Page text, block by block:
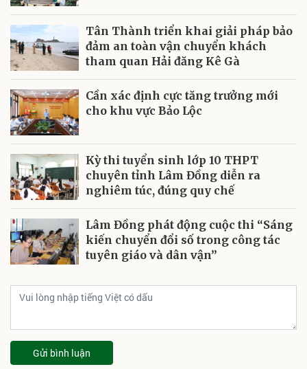
Tân Thành triển khai giải pháp bảo
đảm an toàn vận chuyển khách
tham quan Hải đăng Kê Gà
Cần xác định cực tăng trưởng mới
cho khu vực Bảo Lộc
Kỳ thi tuyển sinh lớp 10 THPT
chuyên tỉnh Lâm Đồng diễn ra
nghiêm túc, đúng quy chế
Lâm Đồng phát động cuộc thi “Sáng
kiến chuyển đổi số trong công tác
tuyên giáo và dân vận”
Gửi bình luận